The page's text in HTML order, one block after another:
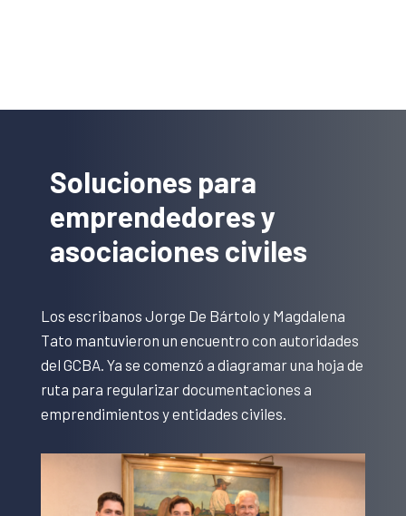
Soluciones para
emprendedores y
asociaciones civiles
Los escribanos Jorge De Bártolo y Magdalena
Tato mantuvieron un encuentro con autoridades
del GCBA. Ya se comenzó a diagramar una hoja de
ruta para regularizar documentaciones a
emprendimientos y entidades civiles.